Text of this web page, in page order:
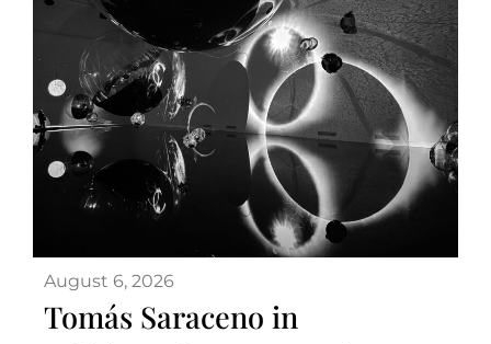
August 6, 2026
Tomás Saraceno in